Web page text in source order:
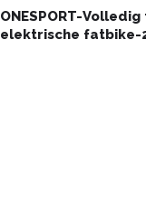
ONESPORT-
elektrische fatbike-